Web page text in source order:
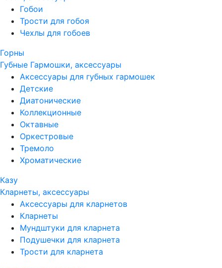
Гобои
Трости для гобоя
Чехлы для гобоев
Горны
Губные Гармошки, аксессуары
Аксессуары для губных гармошек
Детские
Диатонические
Коллекционные
Октавные
Оркестровые
Тремоло
Хроматические
Казу
Кларнеты, аксессуары
Аксессуары для кларнетов
Кларнеты
Мундштуки для кларнета
Подушечки для кларнета
Трости для кларнета